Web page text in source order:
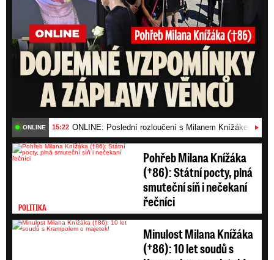
ONLINE 15:22 ONLINE: Poslední rozloučení s Milanem Knížákem
POLITIKA
Pohřeb Milana Knížáka
(†86): Státní pocty, plná
smuteční síň i nečekaní
řečníci
Minulost Milana Knížáka
(†86): 10 let soudů s